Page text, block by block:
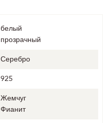
белый
прозрачный
Серебро
925
Жемчуг
Фианит